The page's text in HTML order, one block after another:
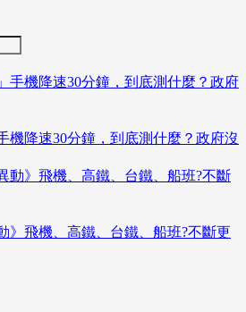
機降速30分鐘，到底測什麼？政府沒
》飛機、高鐵、台鐵、船班?不斷更